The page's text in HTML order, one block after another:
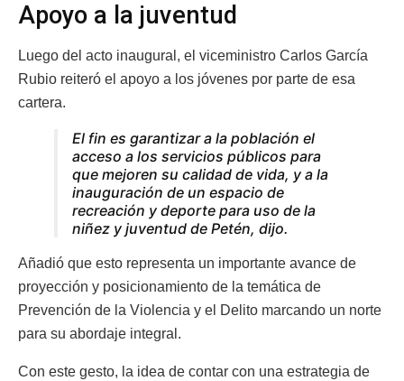
Apoyo a la juventud
Luego del acto inaugural, el viceministro Carlos García
Rubio reiteró el apoyo a los jóvenes por parte de esa
cartera.
El fin es garantizar a la población el
acceso a los servicios públicos para
que mejoren su calidad de vida, y a la
inauguración de un espacio de
recreación y deporte para uso de la
niñez y juventud de Petén, dijo.
Añadió que esto representa un importante avance de
proyección y posicionamiento de la temática de
Prevención de la Violencia y el Delito marcando un norte
para su abordaje integral.
Con este gesto, la idea de contar con una estrategia de